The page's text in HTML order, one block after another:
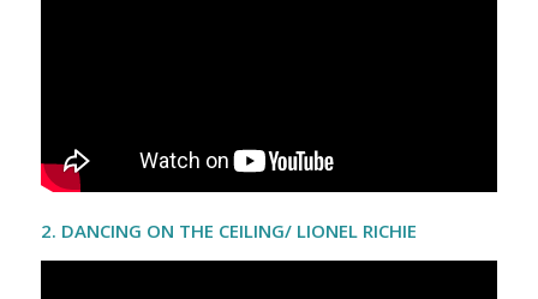
2. DANCING ON THE CEILING/ LIONEL RICHIE